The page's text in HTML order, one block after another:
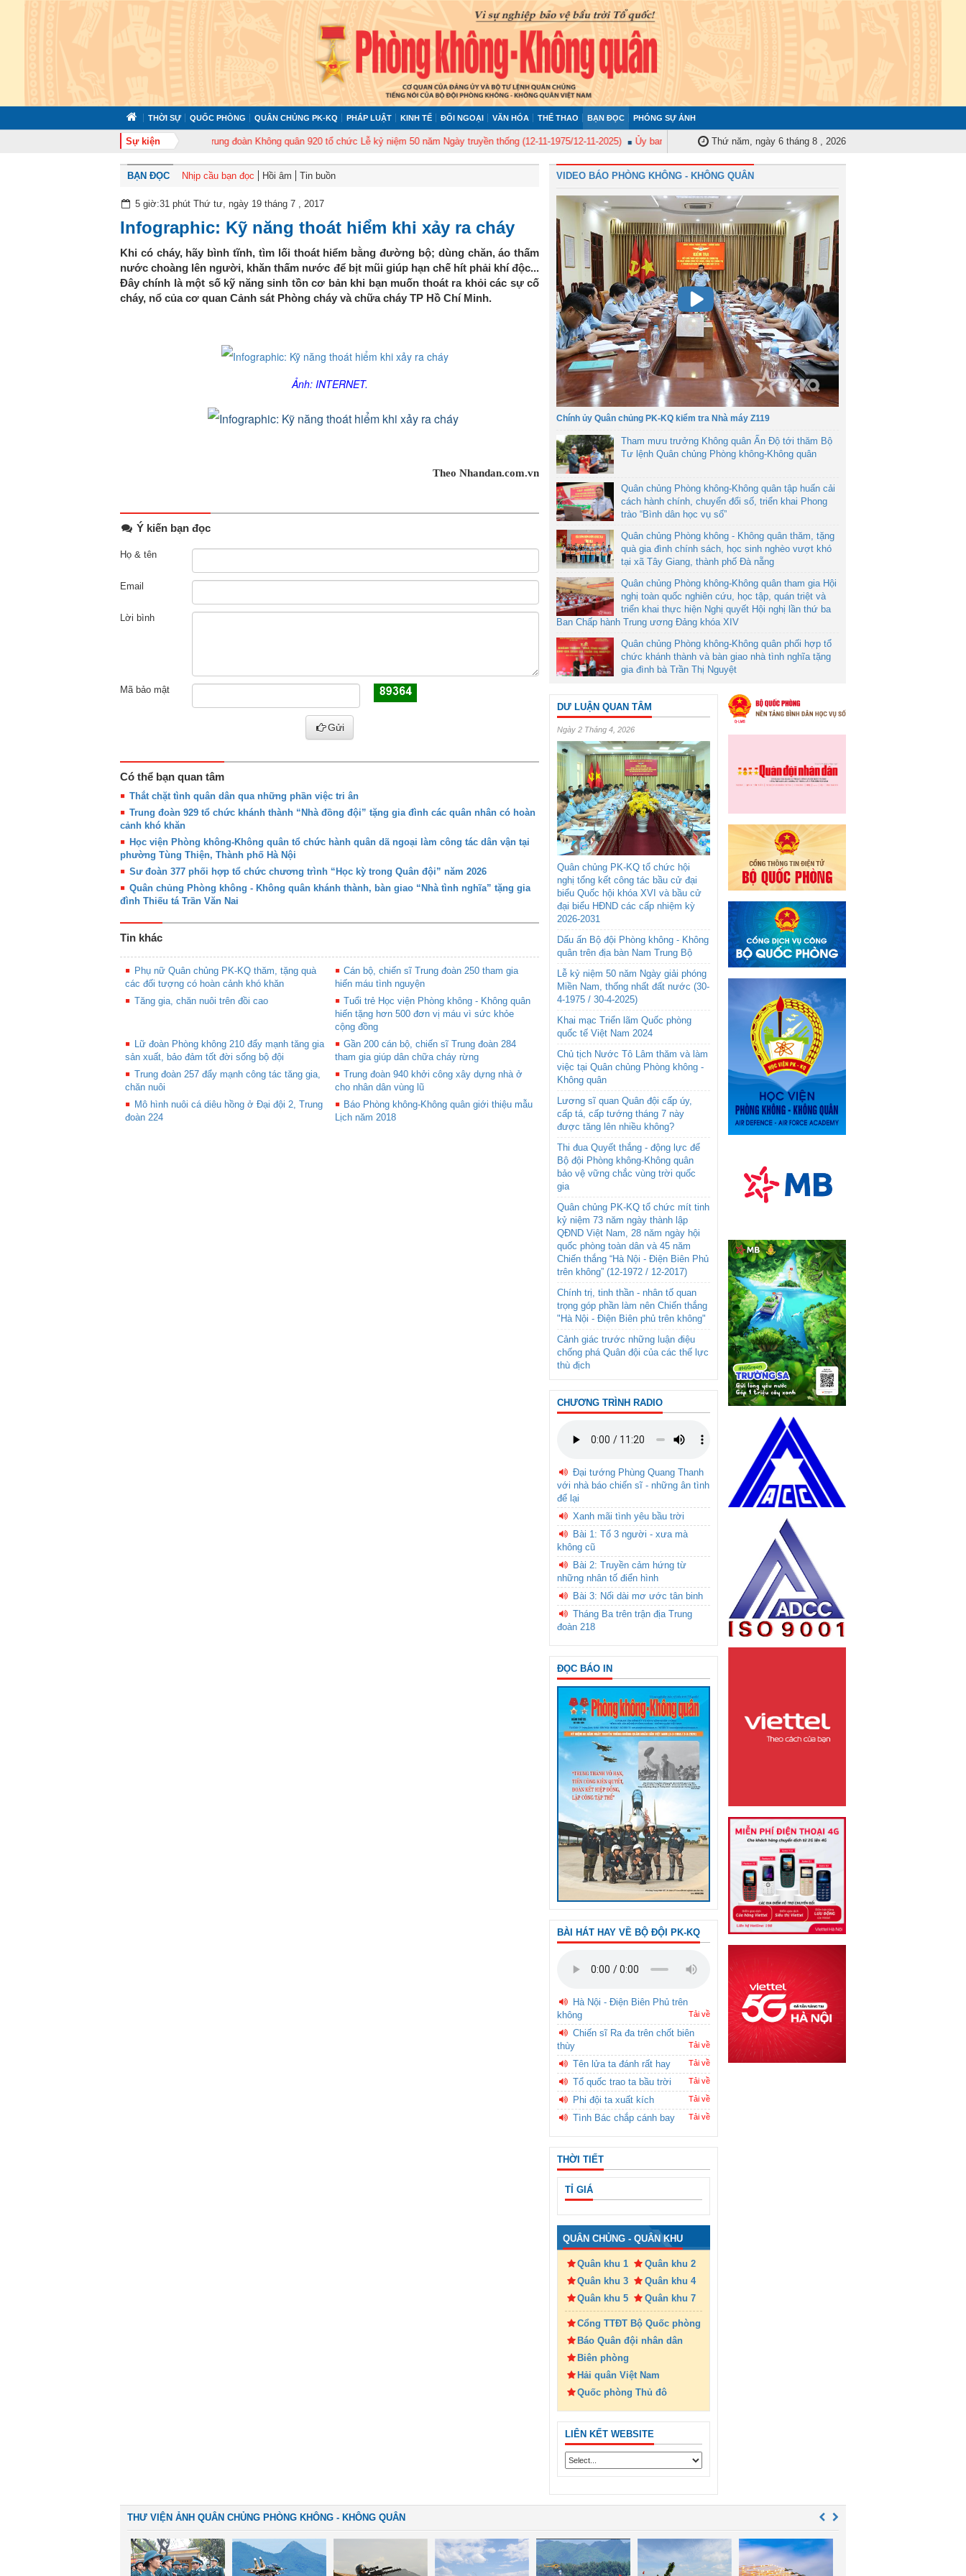
THỜI SỰ QUỐC PHÒNG QUÂN CHỦNG PK-KQ PHÁP LUẬT KINH TẾ ĐỐI NGOẠI VĂN HÓA THỂ THAO BẠN ĐỌC PHÓNG SỰ ẢNH
Sự kiện
tổ chức tập huấn cán bộ năm 2026 Trung đoàn Không quân 920 tổ chức Lễ kỷ niệm 50 năm Ngày truyền thống (12-11-1975/12-11-2025) Ủy ban Kiểm tra Quân ủy Trung ương tập huấn nghiệp vụ công tác kiểm tra, giám
Thứ năm, ngày 6 tháng 8 , 2026
BẠN ĐỌC Nhịp cầu bạn đọc Hồi âm Tin buồn
5 giờ:31 phút Thứ tư, ngày 19 tháng 7 , 2017
Infographic: Kỹ năng thoát hiểm khi xảy ra cháy
Khi có cháy, hãy bình tĩnh, tìm lối thoát hiểm bằng đường bộ; dùng chăn, áo thấm
nước choàng lên người, khăn thấm nước để bịt mũi giúp hạn chế hít phải khí độc...
Đây chính là một số kỹ năng sinh tồn cơ bản khi bạn muốn thoát ra khỏi các sự cố
cháy, nổ của cơ quan Cảnh sát Phòng cháy và chữa cháy TP Hồ Chí Minh.
Ảnh: INTERNET.
Theo Nhandan.com.vn
Ý kiến bạn đọc
Họ & tên
Email
Lời bình
Mã bảo mật
Gửi
Có thể bạn quan tâm
Thắt chặt tình quân dân qua những phần việc tri ân
Trung đoàn 929 tổ chức khánh thành “Nhà đồng đội” tặng gia đình các quân nhân có hoàn
cảnh khó khăn
Học viện Phòng không-Không quân tổ chức hành quân dã ngoại làm công tác dân vận tại
phường Tùng Thiện, Thành phố Hà Nội
Sư đoàn 377 phối hợp tổ chức chương trình “Học kỳ trong Quân đội” năm 2026
Quân chủng Phòng không - Không quân khánh thành, bàn giao “Nhà tình nghĩa” tặng gia
đình Thiếu tá Trần Văn Nai
Tin khác
Phụ nữ Quân chủng PK-KQ thăm, tặng quà
các đối tượng có hoàn cảnh khó khăn
Cán bộ, chiến sĩ Trung đoàn 250 tham gia
hiến máu tình nguyện
Tăng gia, chăn nuôi trên đồi cao
Tuổi trẻ Học viện Phòng không - Không quân
hiến tặng hơn 500 đơn vị máu vì sức khỏe
cộng đồng
Lữ đoàn Phòng không 210 đẩy mạnh tăng gia
sản xuất, bảo đảm tốt đời sống bộ đội
Gần 200 cán bộ, chiến sĩ Trung đoàn 284
tham gia giúp dân chữa cháy rừng
Trung đoàn 257 đẩy mạnh công tác tăng gia,
chăn nuôi
Trung đoàn 940 khởi công xây dựng nhà ở
cho nhân dân vùng lũ
Mô hình nuôi cá diêu hồng ở Đại đội 2, Trung
đoàn 224
Báo Phòng không-Không quân giới thiệu mẫu
Lịch năm 2018
VIDEO BÁO PHÒNG KHÔNG - KHÔNG QUÂN
Chính ủy Quân chủng PK-KQ kiểm tra Nhà máy Z119
Tham mưu trưởng Không quân Ấn Độ tới thăm Bộ
Tư lệnh Quân chủng Phòng không-Không quân
Quân chủng Phòng không-Không quân tập huấn cải
cách hành chính, chuyển đổi số, triển khai Phong
trào “Bình dân học vụ số”
Quân chủng Phòng không - Không quân thăm, tặng
quà gia đình chính sách, học sinh nghèo vượt khó
tại xã Tây Giang, thành phố Đà nẵng
Quân chủng Phòng không-Không quân tham gia Hội
nghị toàn quốc nghiên cứu, học tập, quán triệt và
triển khai thực hiện Nghị quyết Hội nghị lần thứ ba
Ban Chấp hành Trung ương Đảng khóa XIV
Quân chủng Phòng không-Không quân phối hợp tổ
chức khánh thành và bàn giao nhà tình nghĩa tặng
gia đình bà Trần Thị Nguyệt
DƯ LUẬN QUAN TÂM
Ngày 2 Tháng 4, 2026
Quân chủng PK-KQ tổ chức hội
nghị tổng kết công tác bầu cử đại
biểu Quốc hội khóa XVI và bầu cử
đại biểu HĐND các cấp nhiệm kỳ
2026-2031
Dấu ấn Bộ đội Phòng không - Không
quân trên địa bàn Nam Trung Bộ
Lễ kỷ niệm 50 năm Ngày giải phóng
Miền Nam, thống nhất đất nước (30-
4-1975 / 30-4-2025)
Khai mạc Triển lãm Quốc phòng
quốc tế Việt Nam 2024
Chủ tịch Nước Tô Lâm thăm và làm
việc tại Quân chủng Phòng không -
Không quân
Lương sĩ quan Quân đội cấp úy,
cấp tá, cấp tướng tháng 7 này
được tăng lên nhiều không?
Thi đua Quyết thắng - động lực để
Bộ đội Phòng không-Không quân
bảo vệ vững chắc vùng trời quốc
gia
Quân chủng PK-KQ tổ chức mít tinh
kỷ niệm 73 năm ngày thành lập
QĐND Việt Nam, 28 năm ngày hội
quốc phòng toàn dân và 45 năm
Chiến thắng “Hà Nội - Điện Biên Phủ
trên không” (12-1972 / 12-2017)
Chính trị, tinh thần - nhân tố quan
trọng góp phần làm nên Chiến thắng
"Hà Nội - Điện Biên phủ trên không"
Cảnh giác trước những luận điệu
chống phá Quân đội của các thế lực
thù địch
CHƯƠNG TRÌNH RADIO
Đại tướng Phùng Quang Thanh
với nhà báo chiến sĩ - những ân tình
để lại
Xanh mãi tình yêu bầu trời
Bài 1: Tổ 3 người - xưa mà
không cũ
Bài 2: Truyền cảm hứng từ
những nhân tố điển hình
Bài 3: Nối dài mơ ước tân binh
Tháng Ba trên trận địa Trung
đoàn 218
ĐỌC BÁO IN
BÀI HÁT HAY VỀ BỘ ĐỘI PK-KQ
Hà Nội - Điện Biên Phủ trên
không
Tải về
Chiến sĩ Ra đa trên chốt biên
thùy
Tải về
Tên lửa ta đánh rất hay Tải về
Tổ quốc trao ta bầu trời Tải về
Phi đội ta xuất kích Tải về
Tình Bác chắp cánh bay Tải về
THỜI TIẾT
TỈ GIÁ
QUÂN CHỦNG - QUÂN KHU
Quân khu 1
Quân khu 2
Quân khu 3
Quân khu 4
Quân khu 5
Quân khu 7
Cổng TTĐT Bộ Quốc phòng
Báo Quân đội nhân dân
Biên phòng
Hải quân Việt Nam
Quốc phòng Thủ đô
LIÊN KẾT WEBSITE
THƯ VIỆN ẢNH QUÂN CHỦNG PHÒNG KHÔNG - KHÔNG QUÂN